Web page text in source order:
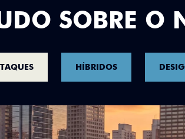
SOBRE O
HÍBRIDOS